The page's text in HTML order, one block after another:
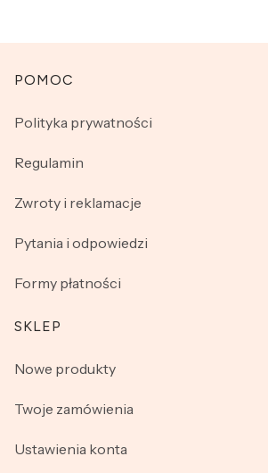
Linki w stopce
POMOC
Polityka prywatności
Regulamin
Zwroty i reklamacje
Pytania i odpowiedzi
Formy płatności
SKLEP
Nowe produkty
Twoje zamówienia
Ustawienia konta